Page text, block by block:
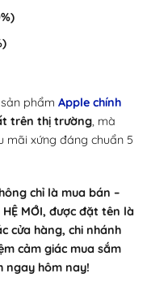
phẩm Apple chính
trên thị trường, mà
mãi xứng đáng chuẩn 5
chỉ là mua bán –
MỚI, được đặt tên là
cửa hàng, chi nhánh
cảm giác mua sắm
ngay hôm nay!